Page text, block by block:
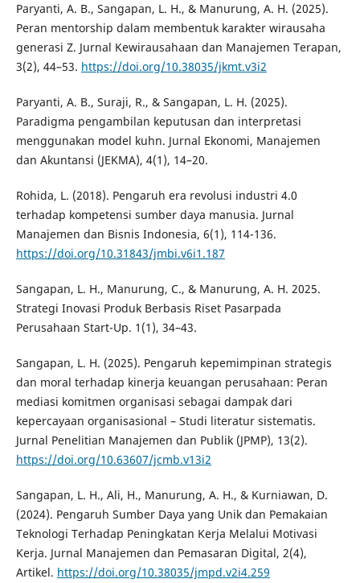
Paryanti, A. B., Sangapan, L. H., & Manurung, A. H. (2025).
Peran mentorship dalam membentuk karakter wirausaha
generasi Z. Jurnal Kewirausahaan dan Manajemen Terapan,
3(2), 44–53. https://doi.org/10.38035/jkmt.v3i2
Paryanti, A. B., Suraji, R., & Sangapan, L. H. (2025).
Paradigma pengambilan keputusan dan interpretasi
menggunakan model kuhn. Jurnal Ekonomi, Manajemen
dan Akuntansi (JEKMA), 4(1), 14–20.
Rohida, L. (2018). Pengaruh era revolusi industri 4.0
terhadap kompetensi sumber daya manusia. Jurnal
Manajemen dan Bisnis Indonesia, 6(1), 114-136.
https://doi.org/10.31843/jmbi.v6i1.187
Sangapan, L. H., Manurung, C., & Manurung, A. H. 2025.
Strategi Inovasi Produk Berbasis Riset Pasarpada
Perusahaan Start-Up. 1(1), 34–43.
Sangapan, L. H. (2025). Pengaruh kepemimpinan strategis
dan moral terhadap kinerja keuangan perusahaan: Peran
mediasi komitmen organisasi sebagai dampak dari
kepercayaan organisasional – Studi literatur sistematis.
Jurnal Penelitian Manajemen dan Publik (JPMP), 13(2).
https://doi.org/10.63607/jcmb.v13i2
Sangapan, L. H., Ali, H., Manurung, A. H., & Kurniawan, D.
(2024). Pengaruh Sumber Daya yang Unik dan Pemakaian
Teknologi Terhadap Peningkatan Kerja Melalui Motivasi
Kerja. Jurnal Manajemen dan Pemasaran Digital, 2(4),
Artikel. https://doi.org/10.38035/jmpd.v2i4.259